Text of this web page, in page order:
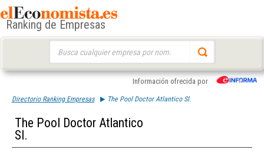
Ranking de Empresas
Información ofrecida por
Directorio Ranking Empresas The Pool Doctor Atlantico Sl.
The Pool Doctor Atlantico
Sl.